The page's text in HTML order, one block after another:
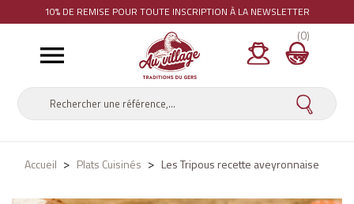
10% DE REMISE POUR TOUTE INSCRIPTION À LA NEWSLETTER

(0)
Accueil Plats Cuisinés Les Tripous recette aveyronnaise